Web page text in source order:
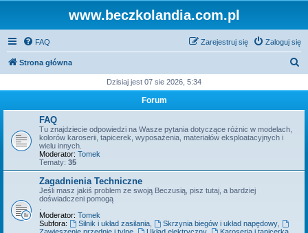
www.beczkolandia.com.pl
FAQ Zaloguj się
Zarejestruj się
Strona główna
k
Dzisiaj jest 07 sie 2026, 5:34
Forum
FAQ
Tu znajdziecie odpowiedzi na Wasze pytania dotyczące różnic w modelach,
kolorów karoserii, tapicerek, wyposażenia, materiałów eksploatacyjnych i
wielu innych.
Moderator: Tomek
Tematy: 35
Zagadnienia Techniczne
Jeśli masz jakiś problem ze swoją Beczusią, pisz tutaj, a bardziej
doświadczeni pomogą
Moderator: Tomek
Subfora:
Silnik i układ zasilania, Skrzynia biegów i układ napędowy,